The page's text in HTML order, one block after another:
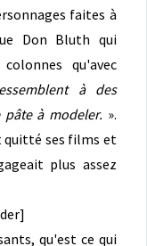
faites à
Don Bluth qui
qu'avec
à des
à modeler. ».
quitté ses films et
plus assez
qu'est ce qui